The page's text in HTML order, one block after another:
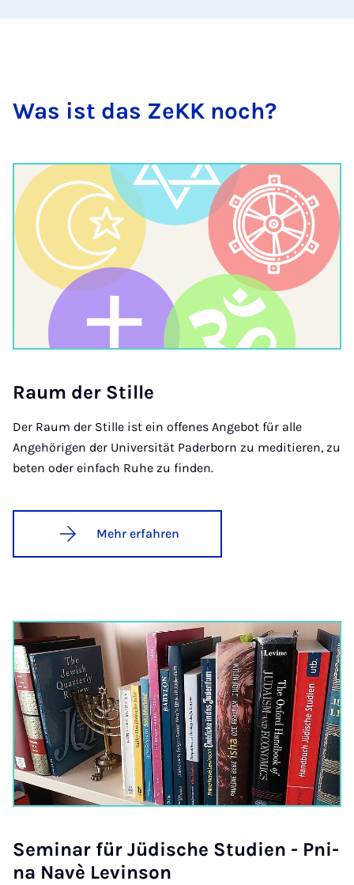
Was ist das ZeKK noch?
Raum der Stil­le
Der Raum der Stille ist ein offenes Angebot für alle
Angehörigen der Universität Paderborn zu meditieren, zu
beten oder einfach Ruhe zu finden.
Mehr erfahren
Se­mi­nar für Jü­di­sche Stu­di­en - Pni­
na Na­vè Le­vin­son